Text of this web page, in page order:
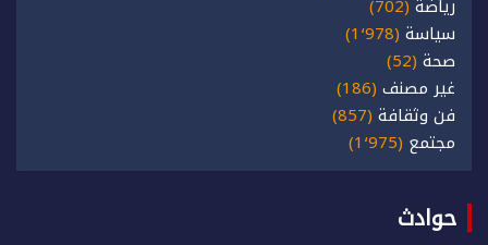
رياضة (702)
سياسة (1٬978)
صحة (52)
غير مصنف (186)
فن وثقافة (857)
مجتمع (1٬975)
حوادث